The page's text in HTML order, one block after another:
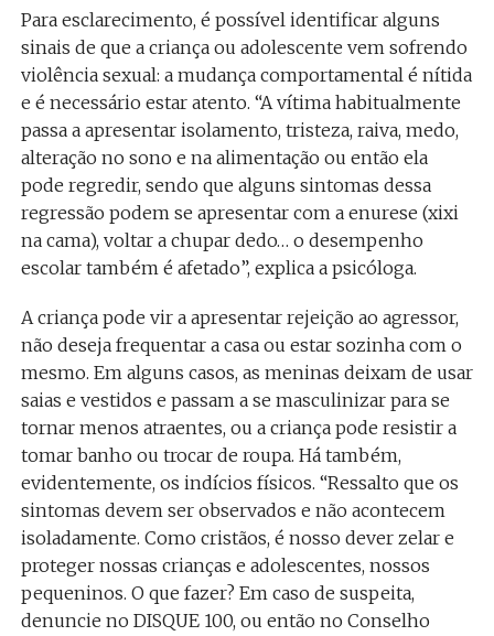
Para esclarecimento, é possível identificar alguns
sinais de que a criança ou adolescente vem sofrendo
violência sexual: a mudança comportamental é nítida
e é necessário estar atento. “A vítima habitualmente
passa a apresentar isolamento, tristeza, raiva, medo,
alteração no sono e na alimentação ou então ela
pode regredir, sendo que alguns sintomas dessa
regressão podem se apresentar com a enurese (xixi
na cama), voltar a chupar dedo… o desempenho
escolar também é afetado”, explica a psicóloga.
A criança pode vir a apresentar rejeição ao agressor,
não deseja frequentar a casa ou estar sozinha com o
mesmo. Em alguns casos, as meninas deixam de usar
saias e vestidos e passam a se masculinizar para se
tornar menos atraentes, ou a criança pode resistir a
tomar banho ou trocar de roupa. Há também,
evidentemente, os indícios físicos. “Ressalto que os
sintomas devem ser observados e não acontecem
isoladamente. Como cristãos, é nosso dever zelar e
proteger nossas crianças e adolescentes, nossos
pequeninos. O que fazer? Em caso de suspeita,
denuncie no DISQUE 100, ou então no Conselho